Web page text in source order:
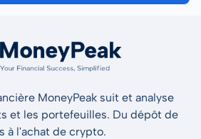
MoneyPeak suit et analyse
et les portefeuilles. Du dépôt de
à l'achat de crypto.